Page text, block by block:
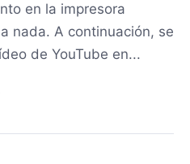
en la impresora
nada. A continuación, se
de YouTube en...